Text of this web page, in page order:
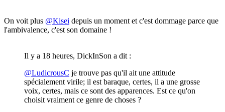
On voit plus @Kisei depuis un moment et c'est dommage parce que
l'ambivalence, c'est son domaine !
Il y a 18 heures, DickInSon a dit :
@LudicrousC je trouve pas qu'il ait une attitude
spécialement virile; il est baraque, certes, il a une grosse
voix, certes, mais ce sont des apparences. Est ce qu'on
choisit vraiment ce genre de choses ?